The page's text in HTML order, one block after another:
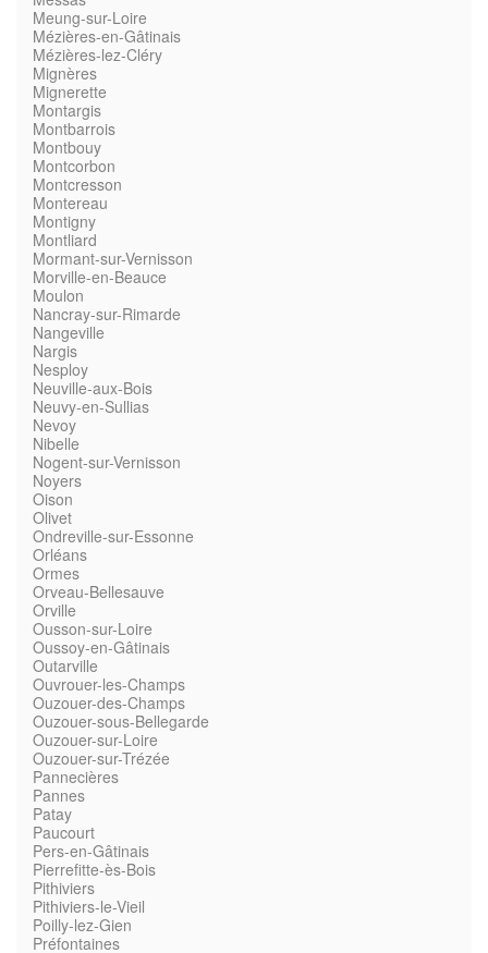
Meung-sur-Loire
Mézières-en-Gâtinais
Mézières-lez-Cléry
Mignères
Mignerette
Montargis
Montbarrois
Montbouy
Montcorbon
Montcresson
Montereau
Montigny
Montliard
Mormant-sur-Vernisson
Morville-en-Beauce
Moulon
Nancray-sur-Rimarde
Nangeville
Nargis
Nesploy
Neuville-aux-Bois
Neuvy-en-Sullias
Nevoy
Nibelle
Nogent-sur-Vernisson
Noyers
Oison
Olivet
Ondreville-sur-Essonne
Orléans
Ormes
Orveau-Bellesauve
Orville
Ousson-sur-Loire
Oussoy-en-Gâtinais
Outarville
Ouvrouer-les-Champs
Ouzouer-des-Champs
Ouzouer-sous-Bellegarde
Ouzouer-sur-Loire
Ouzouer-sur-Trézée
Pannecières
Pannes
Patay
Paucourt
Pers-en-Gâtinais
Pierrefitte-ès-Bois
Pithiviers
Pithiviers-le-Vieil
Poilly-lez-Gien
Préfontaines